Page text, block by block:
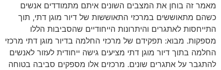
מאמר זה בוחן את המצבים השונים איתם מתמודדים אנשים
כשהם מתאוששים במרכזי התאוששות של דיור מוגן דתי, תוך
התייחסות לאתגרים והיתרונות הייחודיים שהסביבות הללו
מספקות. מבוא: תפקידם של מרכזי החלמה בדיור מוגן דתי מרכזי
החלמה בתוך דיור מוגן דתי מציעים גישה ייחודית לעזור לאנשים
להתגבר על אתגרים שונים. מרכזים אלו מספקים סביבה בטוחה